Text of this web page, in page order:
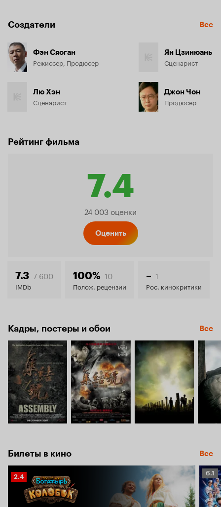
Создатели Все
Фэн Сяоган
Режиссёр, Продюсер
Лю Хэн
Сценарист
Ян Цзинюань
Сценарист
Джон Чон
Продюсер
Рейтинг фильма
7.4
Рейтинг
7.4
24 003 оценки
Оценить
7.3 7 600
IMDb
100% 10
Полож. рецензии
– 1
Рос. кинокритики
Кадры, постеры и обои Все
Билеты в кино Все
Рейтинг
Кинопоиска
2.4
6.1
6.1